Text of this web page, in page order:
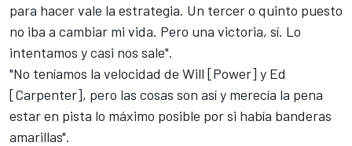
para hacer vale la estrategia. Un tercer o quinto puesto
no iba a cambiar mi vida. Pero una victoria, sí. Lo
intentamos y casi nos sale".
"No teníamos la velocidad de Will [Power] y Ed
[Carpenter], pero las cosas son así y merecía la pena
estar en pista lo máximo posible por si había banderas
amarillas".